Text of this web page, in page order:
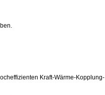
Kraft-Wärme-Kopplung-